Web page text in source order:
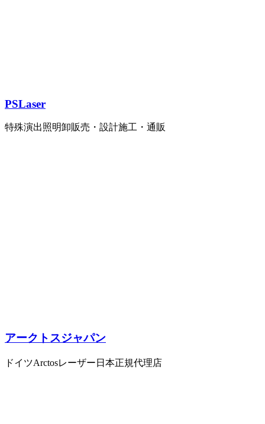
PSLaser
特殊演出照明卸販売・設計施工・通販
アークトスジャパン
ドイツArctosレーザー日本正規代理店